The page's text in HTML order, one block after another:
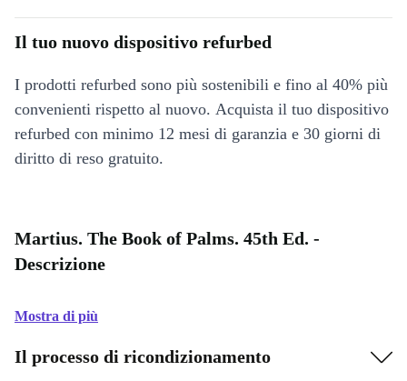
Il tuo nuovo dispositivo refurbed
I prodotti refurbed sono più sostenibili e fino al 40% più
convenienti rispetto al nuovo. Acquista il tuo dispositivo
refurbed con minimo 12 mesi di garanzia e 30 giorni di
diritto di reso gratuito.
Martius. The Book of Palms. 45th Ed. -
Descrizione
Mostra di più
Il processo di ricondizionamento